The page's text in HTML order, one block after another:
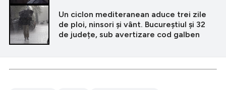
Un ciclon mediteranean aduce trei zile
de ploi, ninsori și vânt. Bucureștiul și 32
de județe, sub avertizare cod galben